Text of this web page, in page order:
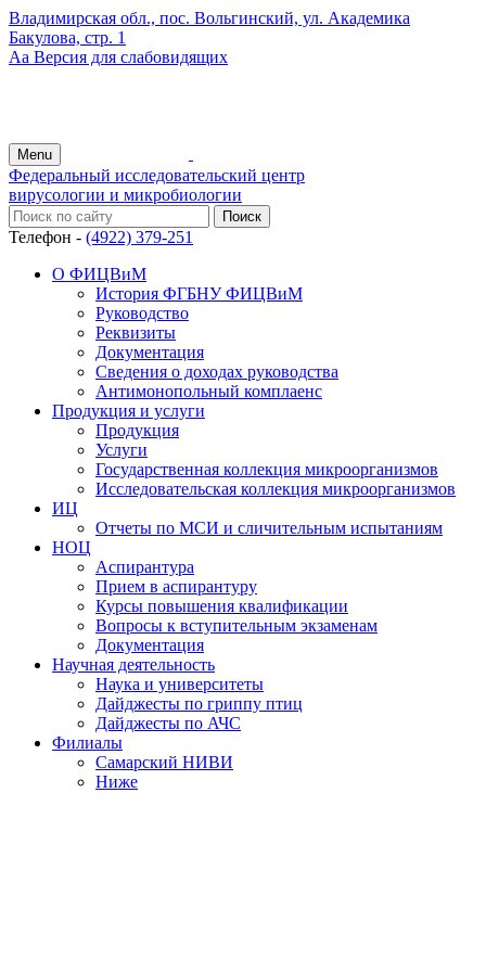
Владимирская обл., пос. Вольгинский, ул. Академика
Бакулова, стр. 1
Аа Версия для слабовидящих
Menu
Федеральный исследовательский центр
вирусологии и микробиологии
Телефон - (4922) 379-251
О ФИЦВиМ
История ФГБНУ ФИЦВиМ
Руководство
Реквизиты
Документация
Сведения о доходах руководства
Антимонопольный комплаенс
Продукция и услуги
Продукция
Услуги
Государственная коллекция микроорганизмов
Исследовательская коллекция микроорганизмов
ИЦ
Отчеты по МСИ и сличительным испытаниям
НОЦ
Аспирантура
Прием в аспирантуру
Курсы повышения квалификации
Вопросы к вступительным экзаменам
Документация
Научная деятельность
Наука и университеты
Дайджесты по гриппу птиц
Дайджесты по АЧС
Филиалы
Самарский НИВИ
Ниже